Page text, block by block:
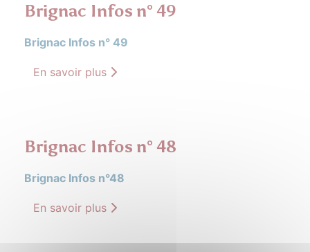
Brignac Infos n° 49
Brignac Infos n° 49
En savoir plus
Brignac Infos n° 48
Brignac Infos n°48
En savoir plus